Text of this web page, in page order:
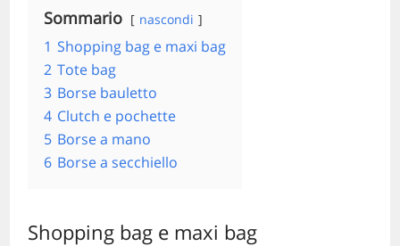
Sommario nascondi
1 Shopping bag e maxi bag
2 Tote bag
3 Borse bauletto
4 Clutch e pochette
5 Borse a mano
6 Borse a secchiello
Shopping bag e maxi bag